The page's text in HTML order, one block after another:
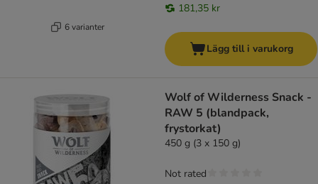
6 varianter
181,35 kr
Lägg till i varukorg
Wolf of Wilderness Snack -
RAW 5 (blandpack,
frystorkat)
450 g (3 x 150 g)
Not rated